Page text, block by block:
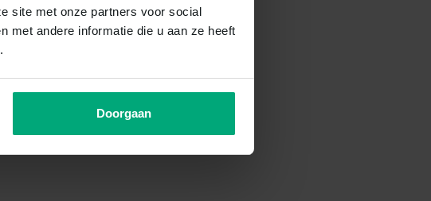
site met onze partners voor social
met andere informatie die u aan ze heeft
Doorgaan